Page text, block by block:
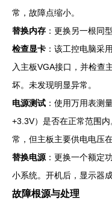
常，故障点缩小。
替换内存 ：更换另一根同
检查显卡 ：该工控电脑采
入主板VGA接口，并检查
坏。未发现明显异常。
电源测试 ：使用万用表测
+3.3V）是否在正常范围
常，但主板主要供电电压
替换电源 ：更换一个额定
小系统。开机后，显示器
故障根源与处理